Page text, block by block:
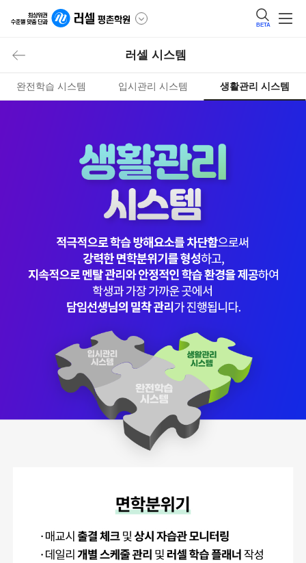
BETA
러셀 시스템
완전학습 시스템 입시관리 시스템 생활관리 시스템